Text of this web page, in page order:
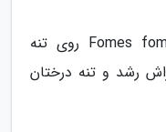
قارچ سم اسبی یا قارچ Fomes fomentarius روی تنه
رشد و تنه درختان